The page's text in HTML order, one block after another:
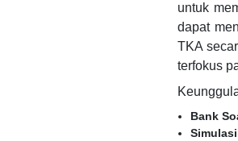
untuk
dapat
TKA
terfokus
Bank